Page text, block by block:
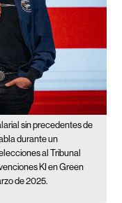
sin precedentes de
durante un
al Tribunal
KI en Green
de 2025.